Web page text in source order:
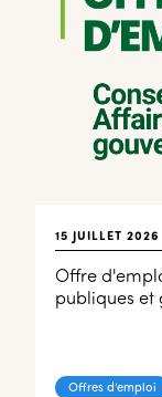
15 JUILLET 2026
Offre
publiques et
Offres d’emploi